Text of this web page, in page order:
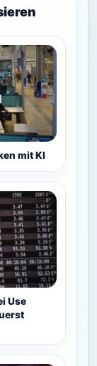
mit KI
Use